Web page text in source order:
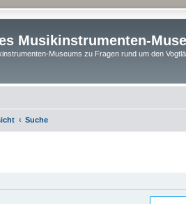
Musikinstrumenten-
Museums zu Fragen rund um den
Suche